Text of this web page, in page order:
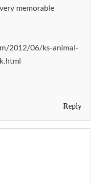
memorable
2012/06/ks-animal-
Reply